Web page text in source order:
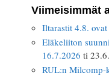
Viimeisimmät
Iltarastit 4.8.
Eläkeliiton
16.7.2026 ti
RUL:n Milcomp-